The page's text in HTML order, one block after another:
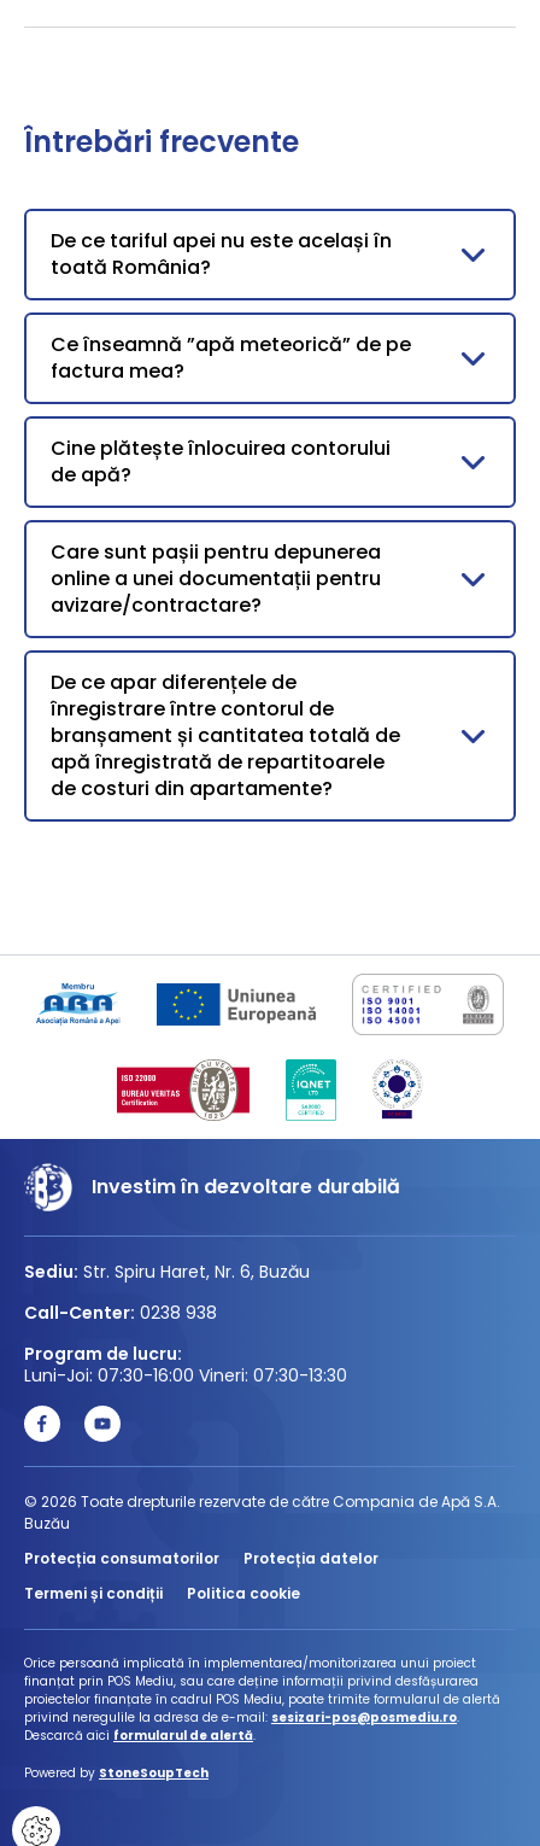
Întrebări frecvente
De ce tariful apei nu este același în
toată România?
Ce înseamnă ”apă meteorică” de pe
factura mea?
Cine plătește înlocuirea contorului
de apă?
Care sunt pașii pentru depunerea
online a unei documentații pentru
avizare/contractare?
De ce apar diferențele de
înregistrare între contorul de
branșament și cantitatea totală de
apă înregistrată de repartitoarele
de costuri din apartamente?
Investim în dezvoltare durabilă
Sediu: Str. Spiru Haret, Nr. 6, Buzău
Call-Center: 0238 938
Program de lucru:
Luni-Joi: 07:30-16:00 Vineri: 07:30-13:30
© 2026 Toate drepturile rezervate de către Compania de Apă S.A.
Buzău
Protecția consumatorilor
Protecția datelor
Termeni și condiții
Politica cookie
Orice persoană implicată în implementarea/monitorizarea unui proiect
finanțat prin POS Mediu, sau care deține informații privind desfășurarea
proiectelor finanțate în cadrul POS Mediu, poate trimite formularul de alertă
privind neregulile la adresa de e-mail: sesizari-pos@posmediu.ro.
Descarcă aici formularul de alertă.
Powered by StoneSoupTech